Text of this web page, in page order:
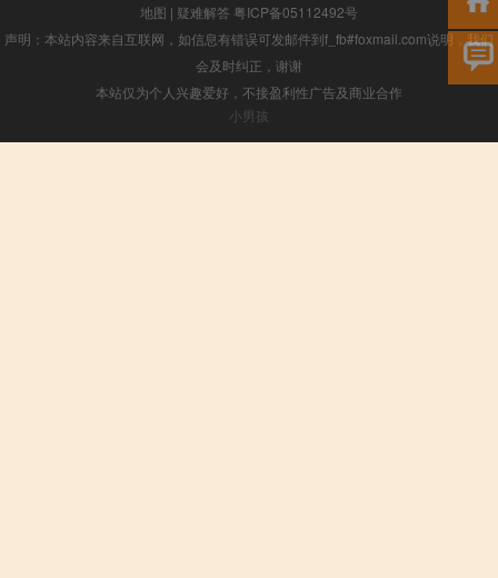
地图 | 疑难解答 粤ICP备05112492号
声明：本站内容来自互联网，如信息有错误可发邮件到f_fb#foxmail.com说明，我们
会及时纠正，谢谢
本站仅为个人兴趣爱好，不接盈利性广告及商业合作
小男孩